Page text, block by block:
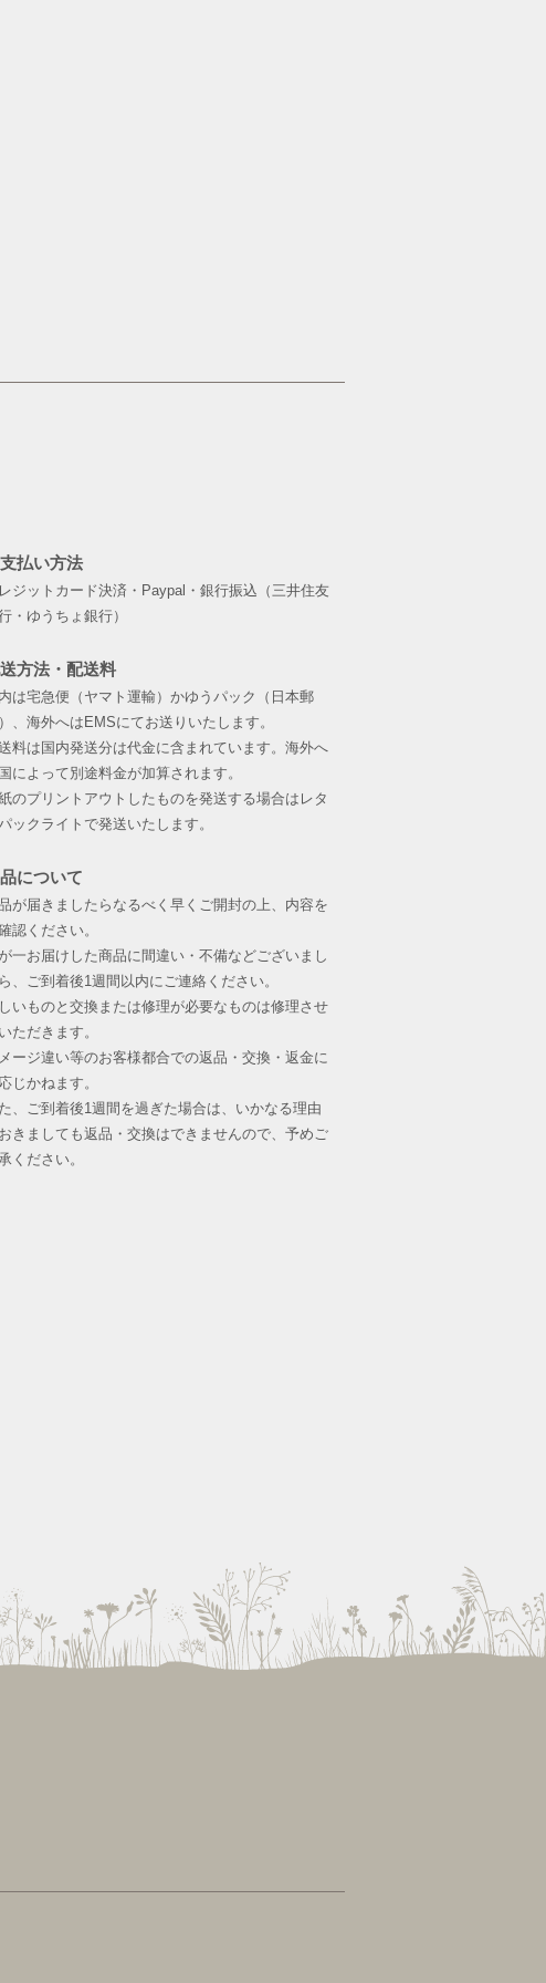
払い方法
ジットカード決済・Paypal・銀行振込（三井住友
・ゆうちょ銀行）
方法・配送料
は宅急便（ヤマト運輸）かゆうパック（日本郵
、海外へはEMSにてお送りいたします。
料は国内発送分は代金に含まれています。海外へ
によって別途料金が加算されます。
のプリントアウトしたものを発送する場合はレタ
ックライトで発送いたします。
について
が届きましたらなるべく早くご開封の上、内容を
認ください。
一お届けした商品に間違い・不備などございまし
、ご到着後1週間以内にご連絡ください。
いものと交換または修理が必要なものは修理させ
ただきます。
ージ違い等のお客様都合での返品・交換・返金に
じかねます。
、ご到着後1週間を過ぎた場合は、いかなる理由
きましても返品・交換はできませんので、予めご
ください。